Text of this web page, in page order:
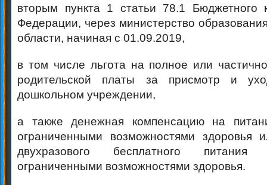
вторым пункта 1 статьи 78.1 Бюджетного
Федерации, через министерство
области, начиная с 01.09.2019,
в том числе льгота на полное или
родительской платы за присмотр и
дошкольном учреждении,
а также денежная компенсацию на
ограниченными возможностями здоровья
двухразового бесплатного
ограниченными возможностями здоровья.